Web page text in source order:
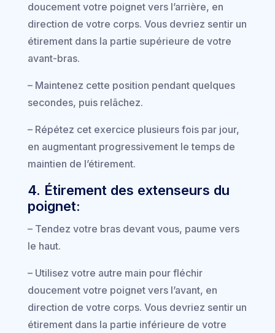
doucement votre poignet vers l’arrière, en
direction de votre corps. Vous devriez sentir un
étirement dans la partie supérieure de votre
avant-bras.
– Maintenez cette position pendant quelques
secondes, puis relâchez.
– Répétez cet exercice plusieurs fois par jour,
en augmentant progressivement le temps de
maintien de l’étirement.
4. Étirement des extenseurs du
poignet:
– Tendez votre bras devant vous, paume vers
le haut.
– Utilisez votre autre main pour fléchir
doucement votre poignet vers l’avant, en
direction de votre corps. Vous devriez sentir un
étirement dans la partie inférieure de votre